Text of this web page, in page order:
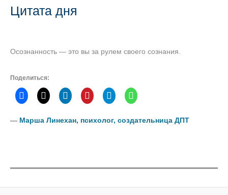
Цитата дня
Осознанность — это вы за рулем своего сознания.
Поделиться:
― Марша Линехан, психолог, создательница ДПТ